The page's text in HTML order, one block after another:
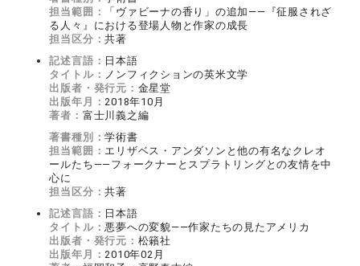
担当範囲：
「ヴァビーナの香り」の追加――『征服されざ
る人々』における登場人物と作家の成長
担当区分：共著
記述言語： 日本語
タイトル： ノンフィクションの英米文学
出版者・発行元： 金星堂
出版年月：2018年10月
著者： 富士川義之編
著書種別：学術書
担当範囲： エリザベス・アンダソンと他の有名なクレオ
ールたち――フォークナーとスプラトリングとの友情を中
心に
担当区分：共著
記述言語： 日本語
タイトル：悪夢への変貌――作家たちの見たアメリカ
出版者・発行元： 松籟社
出版年月：2010年02月